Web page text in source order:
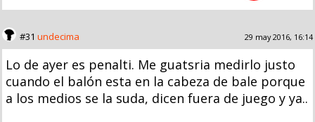
#31 undecima 29 may 2016, 16:14
Lo de ayer es penalti. Me guatsria medirlo justo
cuando el balón esta en la cabeza de bale porque
a los medios se la suda, dicen fuera de juego y ya..